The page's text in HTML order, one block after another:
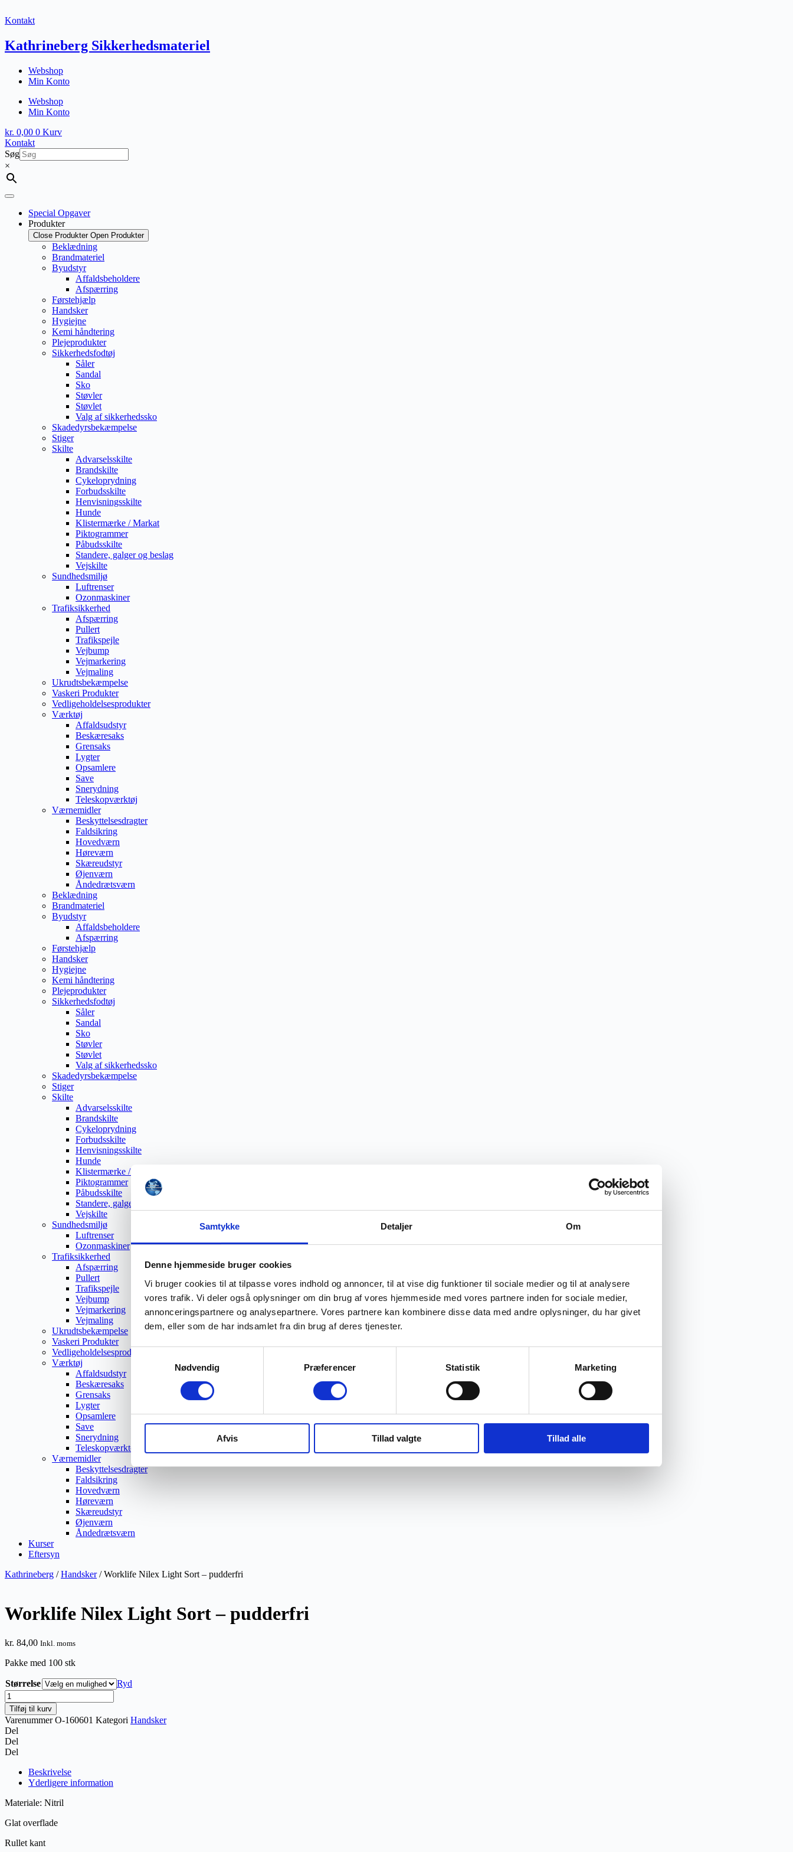
Samtykke Detaljer Om
Denne hjemmeside bruger cookies
Vi bruger cookies til at tilpasse vores indhold og annoncer, til at vise dig funktioner til sociale medier og til at analysere
vores trafik. Vi deler også oplysninger om din brug af vores hjemmeside med vores partnere inden for sociale medier,
annonceringspartnere og analysepartnere. Vores partnere kan kombinere disse data med andre oplysninger, du har givet
dem, eller som de har indsamlet fra din brug af deres tjenester.
Samtykkevalg
Nødvendig
Præferencer Statistik Marketing
Afvis Tillad valgte Tillad alle
til
Kontakt
Kathrineberg Sikkerhedsmateriel
Webshop
Min Konto
Webshop
Min Konto
kr. 0,00 0 Kurv
Kontakt
Søg
×
Special Opgaver
Produkter
Close Produkter Open Produkter
Beklædning
Brandmateriel
Byudstyr
Affaldsbeholdere
Afspærring
Førstehjælp
Handsker
Hygiejne
Kemi håndtering
Plejeprodukter
Sikkerhedsfodtøj
Såler
Sandal
Sko
Støvler
Støvlet
Valg af sikkerhedssko
Skadedyrsbekæmpelse
Stiger
Skilte
Advarselsskilte
Brandskilte
Cykeloprydning
Forbudsskilte
Henvisningsskilte
Hunde
Klistermærke / Markat
Piktogrammer
Påbudsskilte
Standere, galger og beslag
Vejskilte
Sundhedsmiljø
Luftrenser
Ozonmaskiner
Trafiksikkerhed
Afspærring
Pullert
Trafikspejle
Vejbump
Vejmarkering
Vejmaling
Ukrudtsbekæmpelse
Vaskeri Produkter
Vedligeholdelsesprodukter
Værktøj
Affaldsudstyr
Beskæresaks
Grensaks
Lygter
Opsamlere
Save
Snerydning
Teleskopværktøj
Værnemidler
Beskyttelsesdragter
Faldsikring
Hovedværn
Høreværn
Skæreudstyr
Øjenværn
Åndedrætsværn
Beklædning
Brandmateriel
Byudstyr
Affaldsbeholdere
Afspærring
Førstehjælp
Handsker
Hygiejne
Kemi håndtering
Plejeprodukter
Sikkerhedsfodtøj
Såler
Sandal
Sko
Støvler
Støvlet
Valg af sikkerhedssko
Skadedyrsbekæmpelse
Stiger
Skilte
Advarselsskilte
Brandskilte
Cykeloprydning
Forbudsskilte
Henvisningsskilte
Hunde
Klistermærke / Markat
Piktogrammer
Påbudsskilte
Standere, galger og beslag
Vejskilte
Sundhedsmiljø
Luftrenser
Ozonmaskiner
Trafiksikkerhed
Afspærring
Pullert
Trafikspejle
Vejbump
Vejmarkering
Vejmaling
Ukrudtsbekæmpelse
Vaskeri Produkter
Vedligeholdelsesprodukter
Værktøj
Affaldsudstyr
Beskæresaks
Grensaks
Lygter
Opsamlere
Save
Snerydning
Teleskopværktøj
Værnemidler
Beskyttelsesdragter
Faldsikring
Hovedværn
Høreværn
Skæreudstyr
Øjenværn
Åndedrætsværn
Kurser
Eftersyn
Kathrineberg /Handsker/ Worklife Nilex Light Sort – pudderfri
Worklife Nilex Light Sort – pudderfri
kr. 84,00 Inkl. moms
Pakke med 100 stk
Størrelse
Ryd
Worklife
Nilex
Light
Sort
-
pudderfri
antal
Tilføj til kurv
VarenummerO-160601 Kategori Handsker
Del
Del
Del
Beskrivelse
Yderligere information
Materiale: Nitril
Glat overflade
Rullet kant